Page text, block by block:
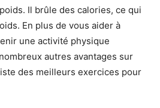
Il brûle des calories, ce qui
En plus de vous aider à
une activité physique
autres avantages sur
des meilleurs exercices pour